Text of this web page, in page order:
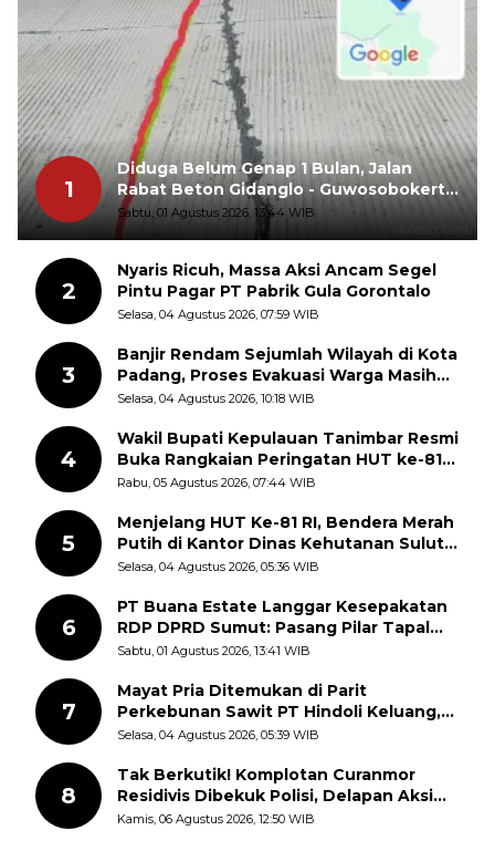
1
Diduga Belum Genap 1 Bulan, Jalan
Rabat Beton Gidanglo - Guwosobokerto
Sudah Pecah
Sabtu, 01 Agustus 2026, 13:44 WIB
2
Nyaris Ricuh, Massa Aksi Ancam Segel
Pintu Pagar PT Pabrik Gula Gorontalo
Selasa, 04 Agustus 2026, 07:59 WIB
3
Banjir Rendam Sejumlah Wilayah di Kota
Padang, Proses Evakuasi Warga Masih
Berlangsung
Selasa, 04 Agustus 2026, 10:18 WIB
4
Wakil Bupati Kepulauan Tanimbar Resmi
Buka Rangkaian Peringatan HUT ke-81
Kemerdekaan RI, ASN Diajak Perkuat
Rabu, 05 Agustus 2026, 07:44 WIB
5
Menjelang HUT Ke-81 RI, Bendera Merah
Putih di Kantor Dinas Kehutanan Sulut
Disorot Warga
Selasa, 04 Agustus 2026, 05:36 WIB
6
PT Buana Estate Langgar Kesepakatan
RDP DPRD Sumut: Pasang Pilar Tapal
Batas Sepihak Tanpa Libatkan
Sabtu, 01 Agustus 2026, 13:41 WIB
7
Mayat Pria Ditemukan di Parit
Perkebunan Sawit PT Hindoli Keluang,
Polisi Selidiki Penyebab Kematian
Selasa, 04 Agustus 2026, 05:39 WIB
8
Tak Berkutik! Komplotan Curanmor
Residivis Dibekuk Polisi, Delapan Aksi
Curanmor Di Candipuro Terungkap
Kamis, 06 Agustus 2026, 12:50 WIB